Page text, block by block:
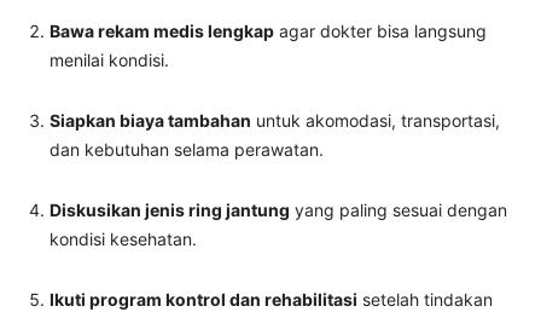
Bawa rekam medis lengkap agar dokter bisa langsung
menilai kondisi.
Siapkan biaya tambahan untuk akomodasi, transportasi,
dan kebutuhan selama perawatan.
Diskusikan jenis ring jantung yang paling sesuai dengan
kondisi kesehatan.
Ikuti program kontrol dan rehabilitasi setelah tindakan